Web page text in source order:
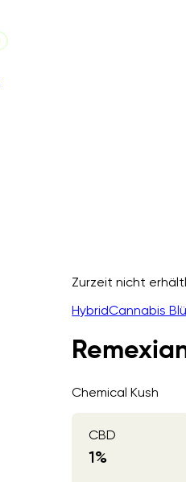
Zurzeit nicht
HybridCannabis
Chemical Kush
CBD
1%